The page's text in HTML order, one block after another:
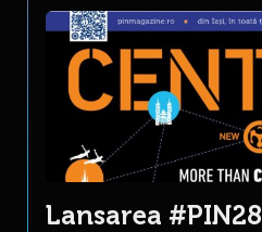
Lansarea #PIN28